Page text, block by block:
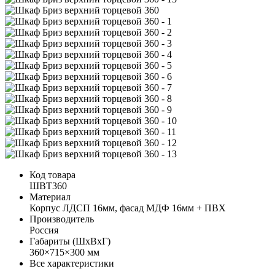
Код товара
ШВТ360
Материал
Корпус ЛДСП 16мм, фасад МДФ 16мм + ПВХ
Производитель
Россия
Габариты (ШхВхГ)
360×715×300 мм
Все характеристики